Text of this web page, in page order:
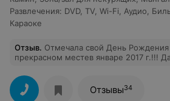
Развлечения: DVD, TV Wi-Fi Аудио
Караоке
Отзыв. Отмечала свой День Рождения
прекрасном местев январе 2017 г.!!!
домашнему, чистенько, уютно, тепло.
20 человек, взрослые, дети от 2 до 8
абсолютно, были в восторге!!! Баня
Отзывы34